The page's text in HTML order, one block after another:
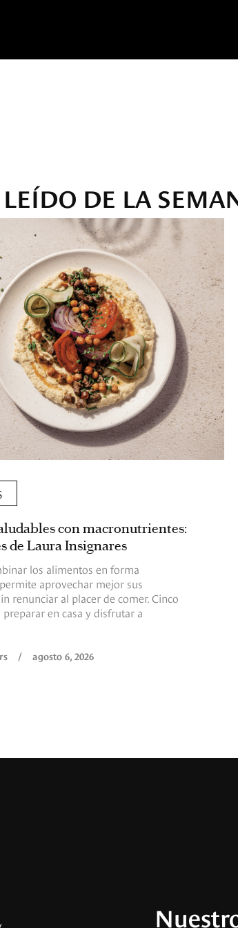
DE LA
con macronutrientes:
de Laura Insignares
los alimentos en forma
aprovechar mejor sus
renunciar al placer de comer. Cinco
preparar en casa y disfrutar a
/ agosto 6, 2026